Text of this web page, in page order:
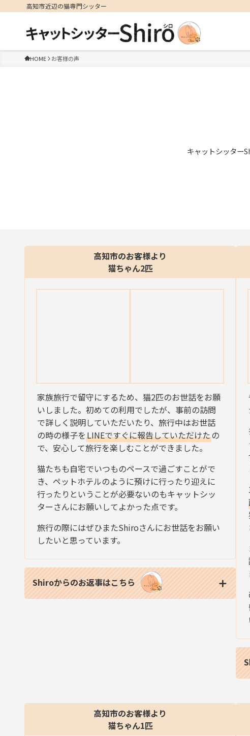
高知市近辺の猫専門シッター
HOME お客様の声
キャットシッター
高知市のお客様より
猫ちゃん2匹
家族旅行で留守にするため、猫2匹のお世話をお願
いしました。初めての利用でしたが、事前の訪問
で詳しく説明していただいたり、旅行中はお世話
の時の様子をLINEですぐに報告していただけたの
で、安心して旅行を楽しむことができました。
猫たちも自宅でいつものペースで過ごすことがで
き、ペットホテルのように預けに行ったり迎えに
行ったりということが必要ないのもキャットシッ
ターさんにお願いしてよかった点です。
旅行の際にはぜひまたShiroさんにお世話をお願い
したいと思っています。
Shiroからのお返事はこちら
高知市のお客様より
猫ちゃん1匹